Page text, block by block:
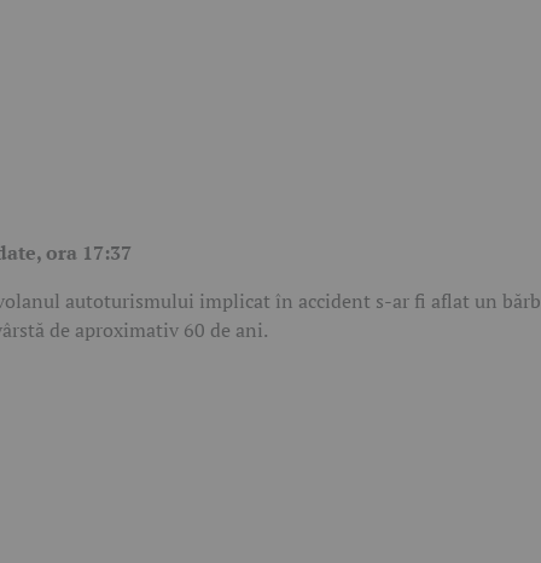
ora 17:37
autoturismului implicat în accident s-ar fi aflat un
de aproximativ 60 de ani.